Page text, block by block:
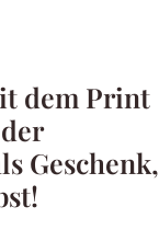
dem Print
Geschenk,